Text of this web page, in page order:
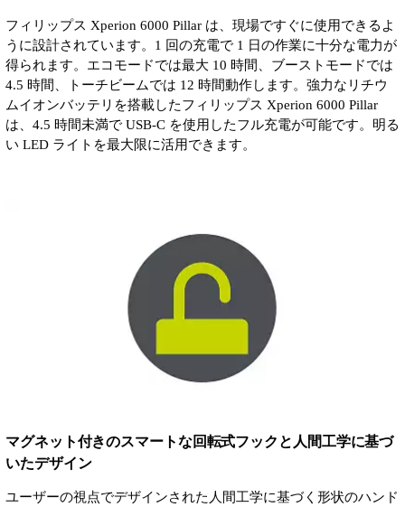
フィリップス Xperion 6000 Pillar は、現場ですぐに使用できるよ
うに設計されています。1 回の充電で 1 日の作業に十分な電力が
得られます。エコモードでは最大 10 時間、ブーストモードでは
4.5 時間、トーチビームでは 12 時間動作します。強力なリチウ
ムイオンバッテリを搭載したフィリップス Xperion 6000 Pillar
は、4.5 時間未満で USB-C を使用したフル充電が可能です。明る
い LED ライトを最大限に活用できます。
マグネット付きのスマートな回転式フックと人間工学に基づ
いたデザイン
ユーザーの視点でデザインされた人間工学に基づく形状のハンド